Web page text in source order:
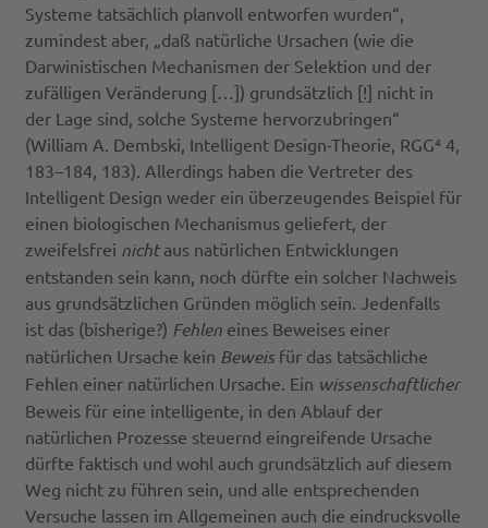
Systeme tatsächlich planvoll entworfen wurden“,
zumindest aber, „daß natürliche Ursachen (wie die
Darwinistischen Mechanismen der Selektion und der
zufälligen Veränderung […]) grundsätzlich [!] nicht in
der Lage sind, solche Systeme hervorzubringen“
(William A. Dembski, Intelligent Design-Theorie, RGG⁴ 4,
183–184, 183). Allerdings haben die Vertreter des
Intelligent Design weder ein überzeugendes Beispiel für
einen biologischen Mechanismus geliefert, der
zweifelsfrei nicht aus natürlichen Entwicklungen
entstanden sein kann, noch dürfte ein solcher Nachweis
aus grundsätzlichen Gründen möglich sein. Jedenfalls
ist das (bisherige?) Fehlen eines Beweises einer
natürlichen Ursache kein Beweis für das tatsächliche
Fehlen einer natürlichen Ursache. Ein wissenschaftlicher
Beweis für eine intelligente, in den Ablauf der
natürlichen Prozesse steuernd eingreifende Ursache
dürfte faktisch und wohl auch grundsätzlich auf diesem
Weg nicht zu führen sein, und alle entsprechenden
Versuche lassen im Allgemeinen auch die eindrucksvolle